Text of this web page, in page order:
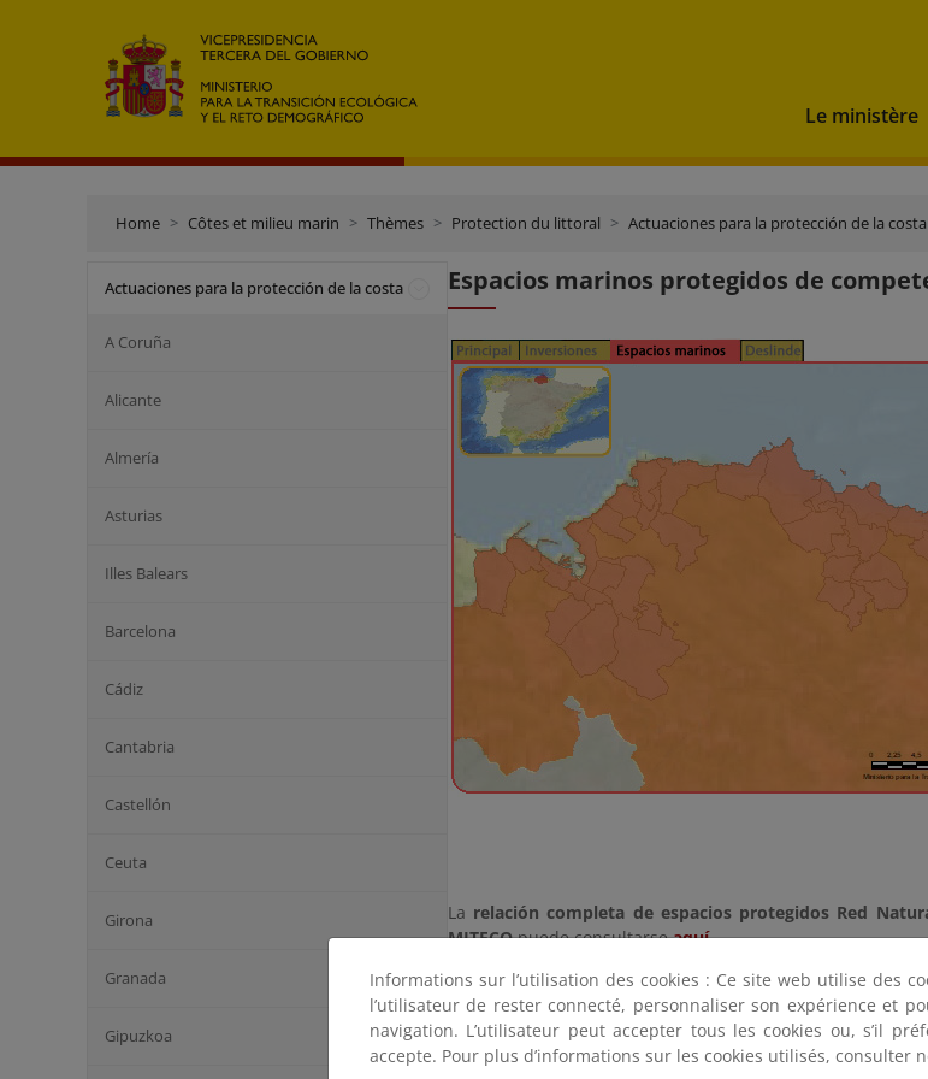
Le ministère
Home Côtes et milieu marin Thèmes Protection du littoral Actuaciones para la protección de la costa
Actuaciones para la protección de la costa
A Coruña
Alicante
Almería
Asturias
Illes Balears
Barcelona
Cádiz
Cantabria
Castellón
Ceuta
Girona
Granada
Gipuzkoa
Espacios marinos protegidos de
La relación completa de espacios protegidos Red
MITECOpuede consultarseaquí.
La relación completa de espacios protegidos Red
incluyendo los espacios competencia de las
Informations sur l’utilisation des cookies : Ce site web utilise des
l’utilisateur de rester connecté, personnaliser son expérience et
navigation. L’utilisateur peut accepter tous les cookies ou, s’il
accepte. Pour plus d’informations sur les cookies utilisés, consulter